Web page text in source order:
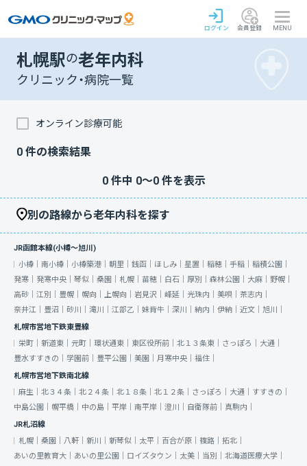
ログイン 会員登録 MENU
札幌駅の老年内科
クリニック・病院一覧
オンライン診療可能
0 件の検索結果
0件中 0〜0件を表示
別の路線から老年内科を探す
JR函館本線(小樽～旭川)
小樽｜ 南小樽｜ 小樽築港｜ 朝里｜ 銭函｜ ほしみ｜ 星置｜ 稲穂｜ 手稲｜ 稲積公園｜
発寒｜ 発寒中央｜ 琴似｜ 桑園｜ 札幌｜ 苗穂｜ 白石｜ 厚別｜ 森林公園｜ 大麻｜ 野幌｜
高砂｜ 江別｜ 豊幌｜ 幌向｜ 上幌向｜ 岩見沢｜ 峰延｜ 光珠内｜ 美唄｜ 茶志内｜
奈井江｜ 豊沼｜ 砂川｜ 滝川｜ 江部乙｜ 妹背牛｜ 深川｜ 納内｜ 伊納｜ 近文｜ 旭川｜
札幌市営地下鉄東豊線
栄町｜ 新道東｜ 元町｜ 環状通東｜ 東区役所前｜ 北１３条東｜ さっぽろ｜ 大通｜
豊水すすきの｜ 学園前｜ 豊平公園｜ 美園｜ 月寒中央｜ 福住｜
札幌市営地下鉄南北線
麻生｜ 北３４条｜ 北２４条｜ 北１８条｜ 北１２条｜ さっぽろ｜ 大通｜ すすきの｜
中島公園｜ 幌平橋｜ 中の島｜ 平岸｜ 南平岸｜ 澄川｜ 自衛隊前｜ 真駒内｜
JR札沼線
札幌｜ 桑園｜ 八軒｜ 新川｜ 新琴似｜ 太平｜ 百合が原｜ 篠路｜ 拓北｜
あいの里教育大｜ あいの里公園｜ ロイズタウン｜ 太美｜ 当別｜ 北海道医療大学｜